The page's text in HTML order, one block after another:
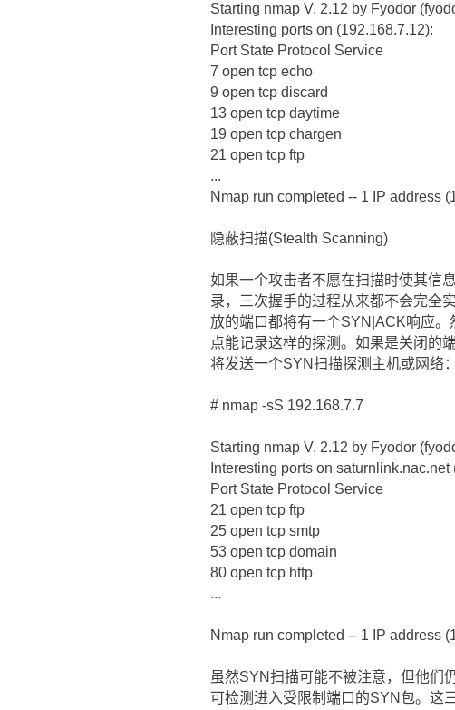
Starting nmap V. 2.12 by Fyodor
Interesting ports on (192.168.7.12):
Port State Protocol Service
7 open tcp echo
9 open tcp discard
13 open tcp daytime
19 open tcp chargen
21 open tcp ftp
...
Nmap run completed -- 1 IP address
隐蔽扫描(Stealth Scanning)
如果一个攻击者不愿在扫描时使其信
录，三次握手的过程从来都不会完全
放的端口都将有一个SYN|ACK响应
点能记录这样的探测。如果是关闭的
将发送一个SYN扫描探测主机或网络：
# nmap -sS 192.168.7.7
Starting nmap V. 2.12 by Fyodor
Interesting ports on saturnlink.nac.net
Port State Protocol Service
21 open tcp ftp
25 open tcp smtp
53 open tcp domain
80 open tcp http
...
Nmap run completed -- 1 IP address
虽然SYN扫描可能不被注意，但他们
可检测进入受限制端口的SYN包。这